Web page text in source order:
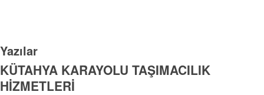
Yazılar
KÜTAHYA KARAYOLU TAŞIMACILIK
HİZMETLERİ